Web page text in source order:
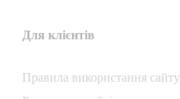
Для клієнтів
Правила використання сайту